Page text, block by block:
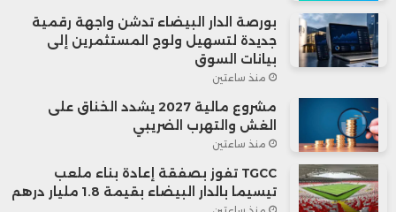
بورصة الدار البيضاء تدشن واجهة رقمية
جديدة لتسهيل ولوج المستثمرين إلى
بيانات السوق
منذ ساعتين
مشروع مالية 2027 يشدد الخناق على
الغش والتهرب الضريبي
منذ ساعتين
TGCC تفوز بصفقة إعادة بناء ملعب
تيسيما بالدار البيضاء بقيمة 1.8 مليار درهم